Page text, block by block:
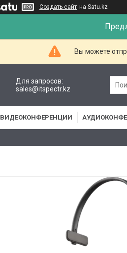
Создать сайт на Satu.kz
Вы можете
Для запросов:
sales@itspectr.kz
ВИДЕОКОНФЕРЕНЦИИ